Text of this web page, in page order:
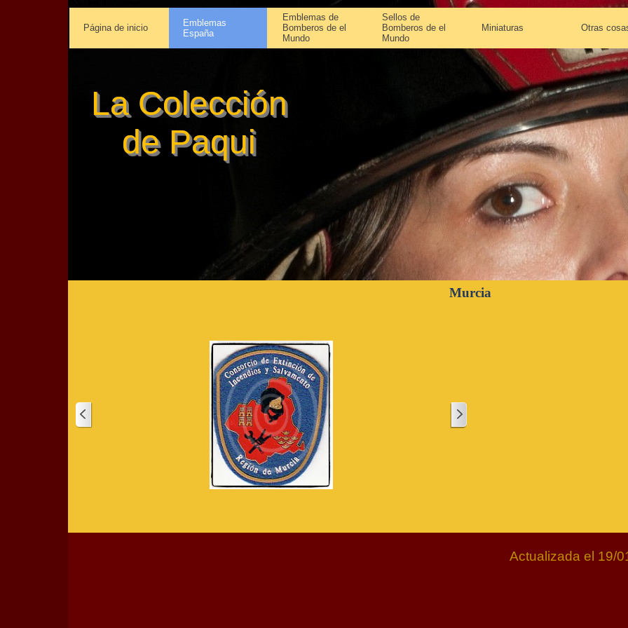
Página de inicio
Emblemas
España
Emblemas de
Bomberos de el
Mundo
Sellos de
Bomberos de el
Mundo
Miniaturas Otras
La Colección
de Paqui
Murcia
Actualizada el 19/